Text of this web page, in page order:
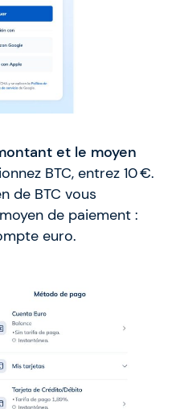
et le moyen
BTC, entrez 10 €.
de BTC vous
de paiement :
euro.